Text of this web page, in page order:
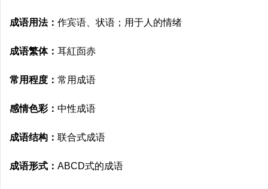
成语用法： 作宾语、状语；用于人的情绪
成语繁体： 耳紅靣赤
常用程度： 常用成语
感情色彩： 中性成语
成语结构： 联合式成语
成语形式： ABCD式的成语